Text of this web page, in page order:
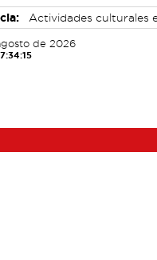
Actividades culturales
de 2026